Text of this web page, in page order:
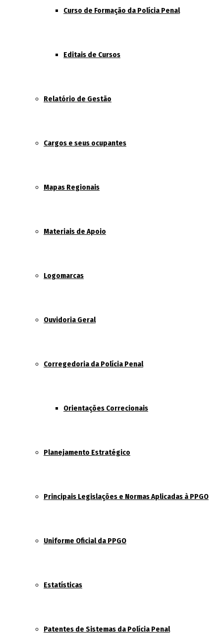
Curso de Formação da Polícia Penal
Editais de Cursos
Relatório de Gestão
Cargos e seus ocupantes
Mapas Regionais
Materiais de Apoio
Logomarcas
Ouvidoria Geral
Corregedoria da Polícia Penal
Orientações Correcionais
Planejamento Estratégico
Principais Legislações e Normas Aplicadas à PPGO
Uniforme Oficial da PPGO
Estatísticas
Patentes de Sistemas da Polícia Penal